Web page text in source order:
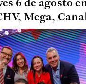
6 de agosto
Mega,